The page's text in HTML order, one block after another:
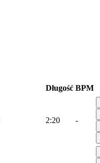
Długość BPM
2:20 -